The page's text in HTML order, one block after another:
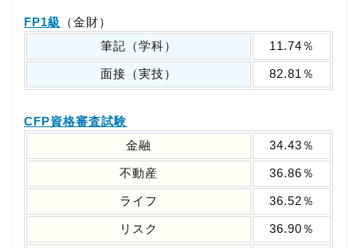
FP1級
（金財）
筆記（学科）
11.74％
面接（実技） 82.81％
CFP資格審査試験
金融
34.43％
不動産 36.86％
ライフ 36.52％
リスク 36.90％